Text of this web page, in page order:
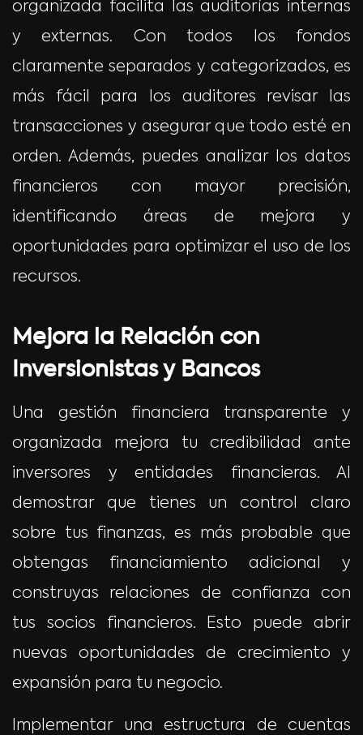
organizada facilita las auditorías internas
y externas. Con todos los fondos
claramente separados y categorizados, es
más fácil para los auditores revisar las
transacciones y asegurar que todo esté en
orden. Además, puedes analizar los datos
financieros con mayor precisión,
identificando áreas de mejora y
oportunidades para optimizar el uso de los
recursos.
Mejora la Relación con
Inversionistas y Bancos
Una gestión financiera transparente y
organizada mejora tu credibilidad ante
inversores y entidades financieras. Al
demostrar que tienes un control claro
sobre tus finanzas, es más probable que
obtengas financiamiento adicional y
construyas relaciones de confianza con
tus socios financieros. Esto puede abrir
nuevas oportunidades de crecimiento y
expansión para tu negocio.
Implementar una estructura de cuentas